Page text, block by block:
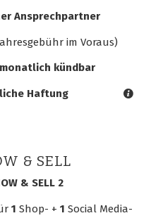
Ansprechpartner
im Voraus)
kündbar
Haftung
& SELL
& SELL 2
1 Shop- + 1 Social Media-